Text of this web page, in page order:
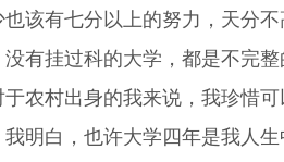
该有七分以上的努力，天分
有挂过科的大学，都是不完
农村出身的我来说，我珍惜
明白，也许大学四年是我人